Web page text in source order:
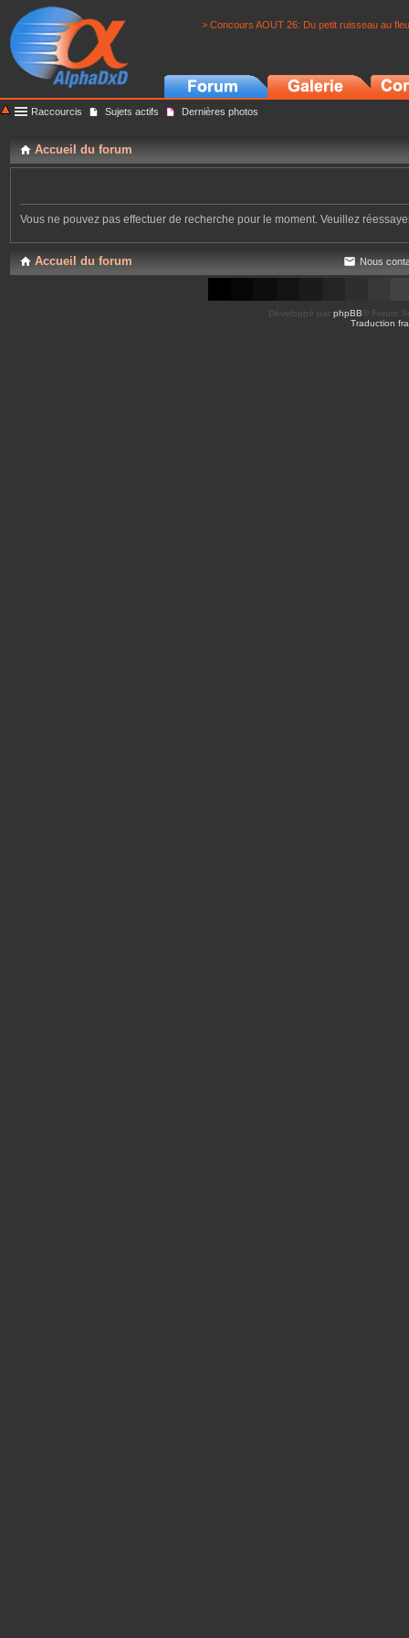
> Concours AOUT 26: Du petit ruisseau au
Raccourcis Sujets actifs Dernières photos
Accueil du forum
Vous ne pouvez pas effectuer de recherche pour le moment. Veuillez
Accueil du forum Nous
Développé par phpBB ® Forum
Traduction